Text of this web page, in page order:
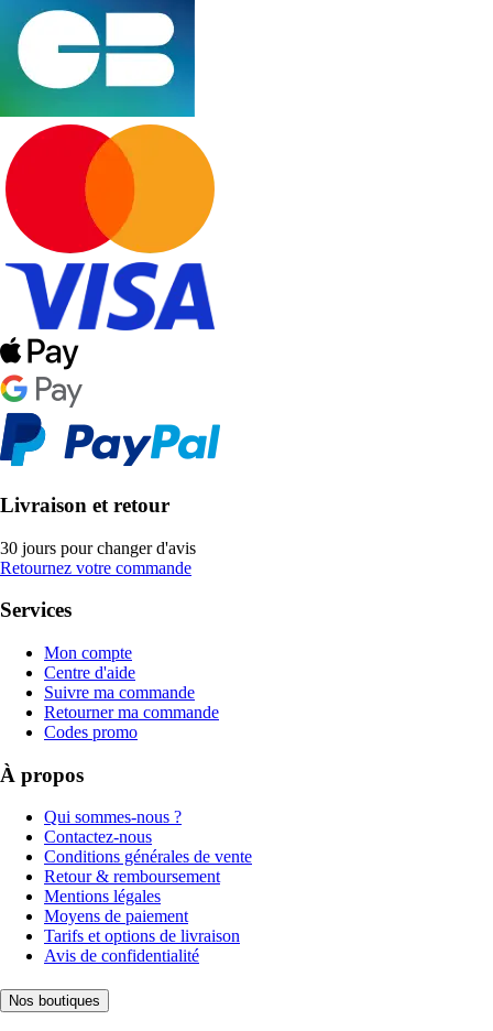
Livraison et retour
30 jours pour changer d'avis
Retournez votre commande
Services
Mon compte
Centre d'aide
Suivre ma commande
Retourner ma commande
Codes promo
À propos
Qui sommes-nous ?
Contactez-nous
Conditions générales de vente
Retour & remboursement
Mentions légales
Moyens de paiement
Tarifs et options de livraison
Avis de confidentialité
Nos boutiques